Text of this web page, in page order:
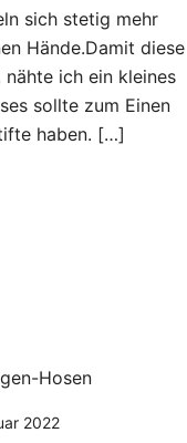
sich stetig mehr
Hände.Damit diese
ich ein kleines
sollte zum Einen
haben. […]
2022